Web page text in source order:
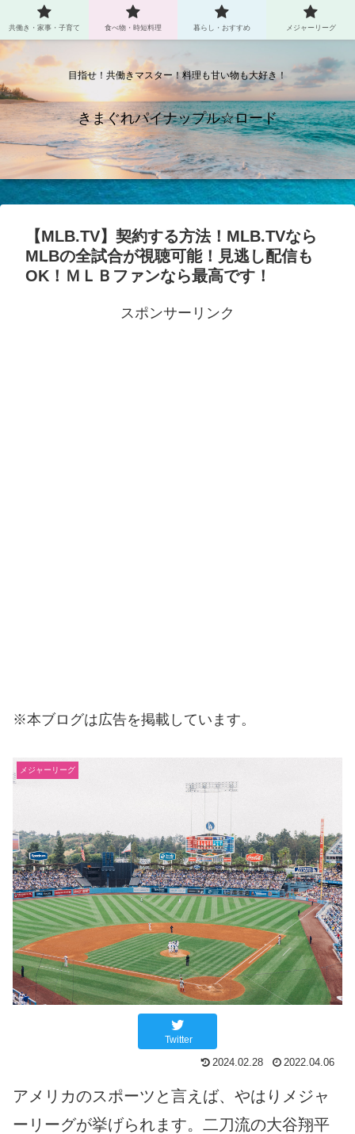
目指せ！共働きマスター！料理も甘い物も大好き！
きまぐれパイナップル☆ロード
【MLB.TV】契約する方法！MLB.TVなら
MLBの全試合が視聴可能！見逃し配信も
OK！ＭＬＢファンなら最高です！
スポンサーリンク
※本ブログは広告を掲載しています。
メジャーリーグ
Twitter
2024.02.28 2022.04.06
アメリカのスポーツと言えば、やはりメジャ
ーリーグが挙げられます。二刀流の大谷翔平
共働き・家事・子育て 食べ物・時短料理 暮らし・おすすめ メジャーリーグ